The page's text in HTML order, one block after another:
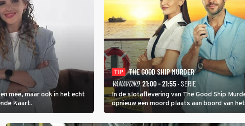
mee, maar ook in het echt
Kaart.
TIP
THE GOOD SHIP MURDER
VANAVOND 21:00 - 21:55· SERIE
In de slotaflevering van The Good Ship
opnieuw een moord plaats aan boord van
waarbij dit keer een bemanningslid het
kapitein Marlowe de dader lijkt te zijn.